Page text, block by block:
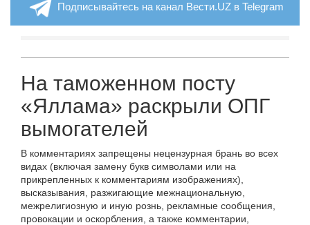
Подписывайтесь на канал Вести.UZ в Telegram
На таможенном посту
«Яллама» раскрыли ОПГ
вымогателей
В комментариях запрещены нецензурная брань во всех
видах (включая замену букв символами или на
прикрепленных к комментариям изображениях),
высказывания, разжигающие межнациональную,
межрелигиозную и иную рознь, рекламные сообщения,
провокации и оскорбления, а также комментарии,